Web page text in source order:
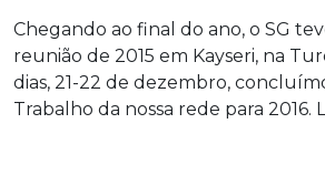
Chegando ao final do ano, o SG
reunião de 2015 em Kayseri, na
dias, 21-22 de dezembro,
Trabalho da nossa rede para 2016.